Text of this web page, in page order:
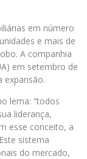
em número
e mais de
A companhia
em setembro de
expansão.
lema: “todos
liderança,
esse conceito, a
sistema
do mercado,